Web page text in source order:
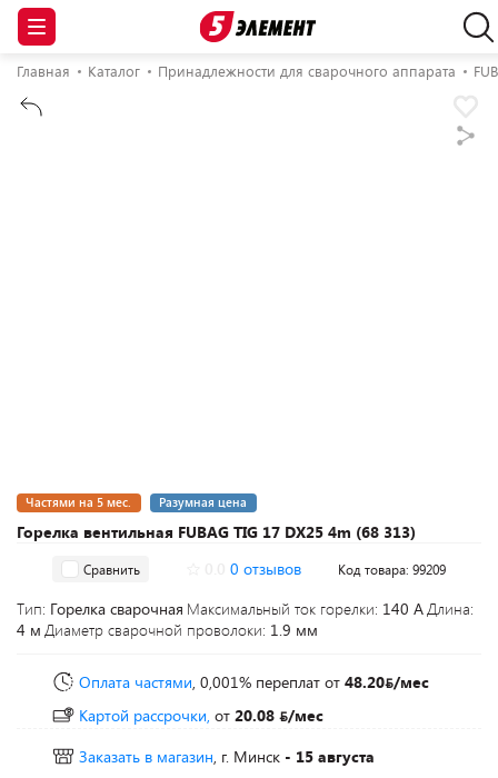
Главная Каталог Принадлежности для сварочного аппарата
Горелка вентильная FUBAG TIG 17 DX25 4m (68 313)
Частями на 5 мес. Разумная цена
Сравнить 0 отзывов Код товара: 99209
Тип: Горелка сварочная Максимальный ток горелки: 140 АДлина:
4 м Диаметр сварочной проволоки: 1.9 мм
Оплата частями, 0,001% переплат от 48.20 /мес
Картой рассрочки, от 20.08
/мес
Заказать в магазин, г. Минск - 15 августа